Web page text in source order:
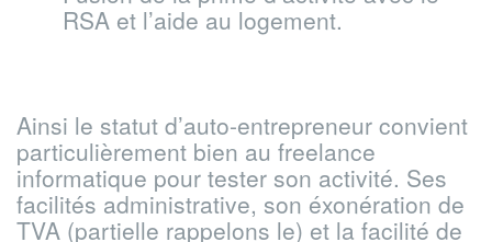
RSA et l’aide au logement.
Ainsi le statut d’auto-entrepreneur convient
particulièrement bien au freelance
informatique pour tester son activité. Ses
facilités administrative, son éxonération de
TVA (partielle rappelons le) et la facilité de